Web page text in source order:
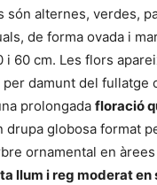
són alternes, verdes,
de forma ovada i
60 cm. Les flors
damunt del fullatge
prolongada floració
drupa globosa format
ornamental en
llum i reg moderat